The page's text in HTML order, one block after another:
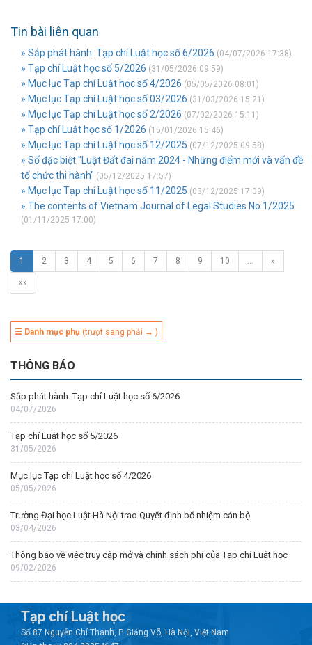
Tin bài liên quan
» Sắp phát hành: Tạp chí Luật học số 6/2026 (04/07/2026 17:38)
» Tạp chí Luật học số 5/2026 (31/05/2026 09:59)
» Mục lục Tạp chí Luật học số 4/2026 (05/05/2026 08:01)
» Mục lục Tạp chí Luật học số 03/2026 (31/03/2026 15:21)
» Mục lục Tạp chí Luật học số 2/2026 (07/02/2026 15:11)
» Tạp chí Luật học số 1/2026 (15/01/2026 15:46)
» Mục lục Tạp chí Luật học số 12/2025 (07/12/2025 09:58)
» Số đặc biệt "Luật Đất đai năm 2024 - Những điểm mới và vấn đề
tổ chức thi hành" (05/12/2025 17:57)
» Mục lục Tạp chí Luật học số 11/2025 (03/12/2025 17:09)
» The contents of Vietnam Journal of Legal Studies No.1/2025
(01/11/2025 17:00)
1 2 3 4 5 6 7 8 9 10 … »
»»
☰ Danh mục phụ (trượt sang phải → )
THÔNG BÁO
Sắp phát hành: Tạp chí Luật học số 6/2026
04/07/2026
Tạp chí Luật học số 5/2026
31/05/2026
Mục lục Tạp chí Luật học số 4/2026
05/05/2026
Trường Đại học Luật Hà Nội trao Quyết định bổ nhiệm cán bộ
03/04/2026
Thông báo về việc truy cập mở và chính sách phí của Tạp chí Luật học
09/02/2026
Tạp chí Luật học
Số 87 Nguyễn Chí Thanh, P. Giảng Võ, Hà Nội, Việt Nam